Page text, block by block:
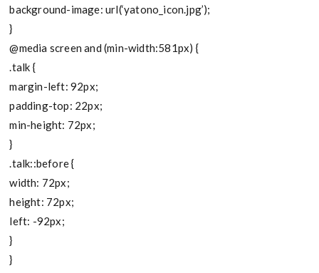
background-image: url(‘yatono_icon.jpg’);
}
@media screen and (min-width:581px) {
.talk {
margin-left: 92px;
padding-top: 22px;
min-height: 72px;
}
.talk::before {
width: 72px;
height: 72px;
left: -92px;
}
}